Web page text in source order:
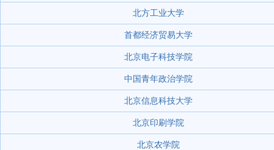
北方工业大学
首都经济贸易大学
北京电子科技学院
中国青年政治学院
北京信息科技大学
北京印刷学院
北京农学院